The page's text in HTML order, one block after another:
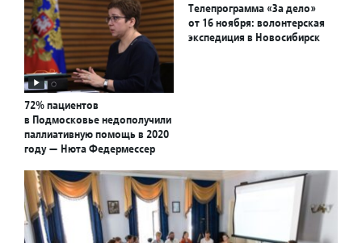
72% пациентов
в Подмосковье недополучили
паллиативную помощь в 2020
году — Нюта Федермессер
Телепрограмма «За дело»
от 16 ноября: волонтерская
экспедиция в Новосибирск